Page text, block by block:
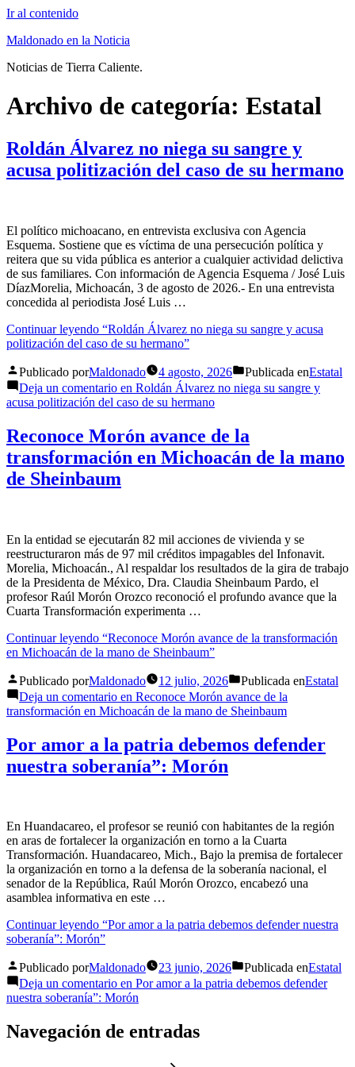
Ir al contenido
Maldonado en la Noticia
Noticias de Tierra Caliente.
Archivo de categoría: Estatal
Roldán Álvarez no niega su sangre y
acusa politización del caso de su hermano
El político michoacano, en entrevista exclusiva con Agencia
Esquema. Sostiene que es víctima de una persecución política y
reitera que su vida pública es anterior a cualquier actividad delictiva
de sus familiares. Con información de Agencia Esquema / José Luis
DíazMorelia, Michoacán, 3 de agosto de 2026.- En una entrevista
concedida al periodista José Luis …
Continuar leyendo “Roldán Álvarez no niega su sangre y acusa
politización del caso de su hermano”
Publicado porMaldonado 4 agosto, 2026 Publicada enEstatal
Deja un comentario en Roldán Álvarez no niega su sangre y
acusa politización del caso de su hermano
Reconoce Morón avance de la
transformación en Michoacán de la mano
de Sheinbaum
En la entidad se ejecutarán 82 mil acciones de vivienda y se
reestructuraron más de 97 mil créditos impagables del Infonavit.
Morelia, Michoacán., Al respaldar los resultados de la gira de trabajo
de la Presidenta de México, Dra. Claudia Sheinbaum Pardo, el
profesor Raúl Morón Orozco reconoció el profundo avance que la
Cuarta Transformación experimenta …
Continuar leyendo “Reconoce Morón avance de la transformación
en Michoacán de la mano de Sheinbaum”
Publicado porMaldonado 12 julio, 2026 Publicada enEstatal
Deja un comentario en Reconoce Morón avance de la
transformación en Michoacán de la mano de Sheinbaum
Por amor a la patria debemos defender
nuestra soberanía”: Morón
En Huandacareo, el profesor se reunió con habitantes de la región
en aras de fortalecer la organización en torno a la Cuarta
Transformación. Huandacareo, Mich., Bajo la premisa de fortalecer
la organización en torno a la defensa de la soberanía nacional, el
senador de la República, Raúl Morón Orozco, encabezó una
asamblea informativa en este …
Continuar leyendo “Por amor a la patria debemos defender nuestra
soberanía”: Morón”
Publicado porMaldonado 23 junio, 2026 Publicada enEstatal
Deja un comentario en Por amor a la patria debemos defender
nuestra soberanía”: Morón
Navegación de entradas